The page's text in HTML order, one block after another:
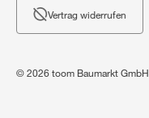
Vertrag widerrufen
© 2026 toom Baumarkt GmbH